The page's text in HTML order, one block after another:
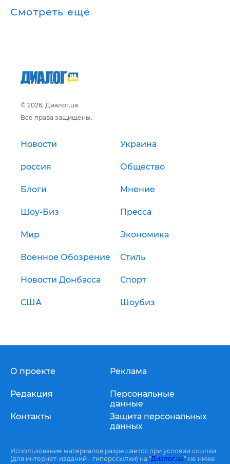
Смотреть ещё
© 2026, Диалог.ua
Все права защищены.
Новости Украина
россия Общество
Блоги Мнение
Шоу-Биз Пресса
Мир Экономика
Военное Обозрение Стиль
Новости Донбасса Спорт
США Шоубиз
О проекте
Редакция
Контакты
Реклама
Персональные
данные
Защита персональных
данных
Использование материалов разрешается при условии ссылки
(для интернет-изданий - гиперссылки) на "Диалог.ua" не ниже